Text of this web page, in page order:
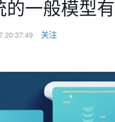
一般模型
20:37:49 关注